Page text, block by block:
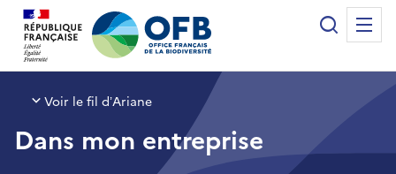
Office français de la biodiversité
Recherche
Voir le fil d’Ariane
Dans mon entreprise
Panneau de gestion des cookies